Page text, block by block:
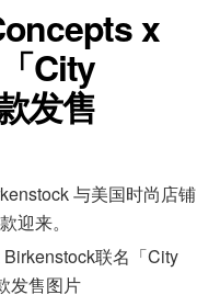
x
City
发售
与美国时尚店铺
迎来。